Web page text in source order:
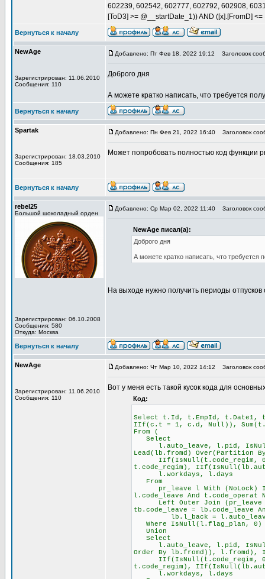
602239, 602542, 602777, 602792, 602908,
[ToD3] >= @__startDate_1)) AND ([x].[FromD]
Вернуться к началу
NewAge
Зарегистрирован: 11.06.2010
Сообщения: 110
Добавлено: Пт Фев 18, 2022 19:12 Заголовок
Доброго дня
А можете кратко написать, что требуется
Вернуться к началу
Spartak
Зарегистрирован: 18.03.2010
Сообщения: 185
Добавлено: Пн Фев 21, 2022 16:40 Заголовок
Может попробовать полностью код функции
Вернуться к началу
rebel25
Большой шоколадный орден
Зарегистрирован: 06.10.2008
Сообщения: 580
Откуда: Москва
Добавлено: Ср Мар 02, 2022 11:40 Заголовок
NewAge писал(а):
Доброго дня
А можете кратко написать, что
На выходе нужно получить периоды отпусков
Вернуться к началу
NewAge
Зарегистрирован: 11.06.2010
Сообщения: 110
Добавлено: Чт Мар 10, 2022 14:12 Заголовок
Вот у меня есть такой кусок кода для
Код:
Select t.Id, t.EmpId, t.Date1,
IIf(c.t = 1, c.d, Null)),
From (
Select
l.auto_leave, l.pid,
Lead(lb.fromd) Over(Partition
IIf(IsNull(t.code_regim, 0)
t.code_regim),
l.workdays, l.days
From
pr_leave l With (NoLock)
l.code_leave And
Left Outer Join (pr_leave lb
tb.code_leave = lb.code_leave
lb.l_back = l.auto_leave
Where IsNull(l.flag_plan, 0)
Union
Select
l.auto_leave, l.pid,
Order By lb.fromd)), l.fromd),
IIf(IsNull(t.code_regim, 0)
t.code_regim),
l.workdays, l.days